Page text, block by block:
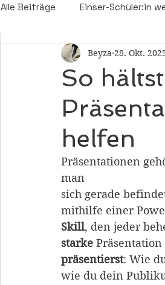
Alle Beiträge Einser-Schüler:in
Oberstufen-Guide Abi-
So
helfen
Beyza 28. Okt.
Präsentationen
man
sich gerade
mithilfe einer
Skill, den jeder
starke
präsentierst: Wie
wie du dein